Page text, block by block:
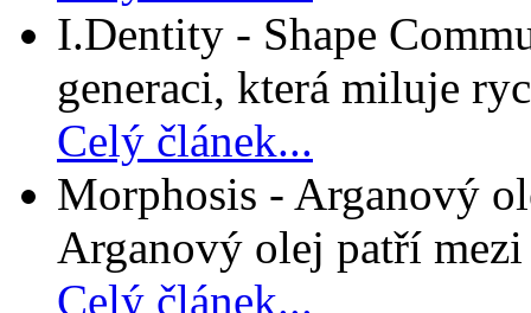
I.Dentity - Shape
generaci, která miluje
Celý článek...
Morphosis - Arganový
Arganový olej patří
Celý článek...